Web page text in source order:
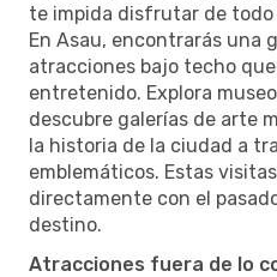
te impida disfrutar de todo
En Asau, encontrarás una
atracciones bajo techo
entretenido. Explora
descubre galerías de arte
la historia de la ciudad a
emblemáticos. Estas
directamente con el
destino.
Atracciones fuera de lo